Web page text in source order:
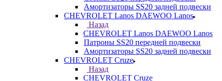
Амортизаторы SS20 задней подвески
CHEVROLET Lanos DAEWOO Lanos
Назад
CHEVROLET Lanos DAEWOO Lanos
Патроны SS20 передней подвески
Амортизаторы SS20 задней подвески
CHEVROLET Cruze
Назад
CHEVROLET Cruze